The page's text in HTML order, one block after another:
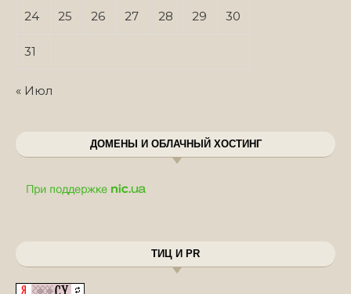
24 25 26 27 28 29 30
31
« Июл
ДОМЕНЫ И ОБЛАЧНЫЙ ХОСТИНГ
ТИЦ И PR